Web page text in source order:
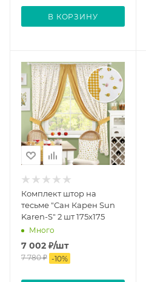
В КОРЗИНУ
Комплект штор на
тесьме "Сан Карен Sun
Karen-S" 2 шт 175х175
Много
7 002 ₽/шт
7 780₽ -10%